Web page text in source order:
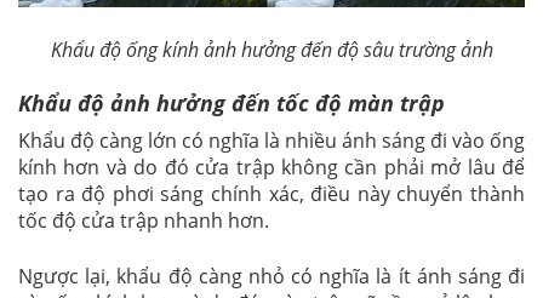
Khẩu độ ống kính ảnh hưởng đến độ sâu trường ảnh
Khẩu độ ảnh hưởng đến tốc độ màn trập
Khẩu độ càng lớn có nghĩa là nhiều ánh sáng đi vào ống
kính hơn và do đó cửa trập không cần phải mở lâu để
tạo ra độ phơi sáng chính xác, điều này chuyển thành
tốc độ cửa trập nhanh hơn.
Ngược lại, khẩu độ càng nhỏ có nghĩa là ít ánh sáng đi